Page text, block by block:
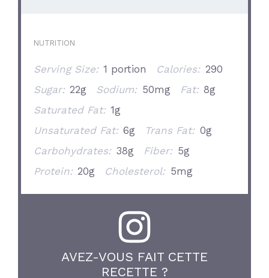
NUTRITION
Serving Size: 1 portion Calories: 290
Sugar: 22g Sodium: 50mg Fat: 8g
Saturated Fat: 1g
Unsaturated Fat: 6g Trans Fat: 0g
Carbohydrates: 38g Fiber: 5g
Protein: 20g Cholesterol: 5mg
AVEZ-VOUS FAIT CETTE
RECETTE ?